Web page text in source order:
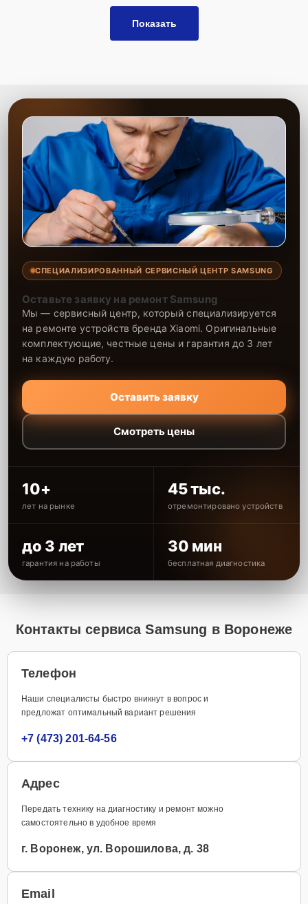
Показать
СПЕЦИАЛИЗИРОВАННЫЙ СЕРВИСНЫЙ ЦЕНТР SAMSUNG
Оставьте заявку на ремонт Samsung
Мы — сервисный центр, который специализируется
на ремонте устройств бренда Xiaomi. Оригинальные
комплектующие, честные цены и гарантия до 3 лет
на каждую работу.
Оставить заявку
Смотреть цены
10+
лет на рынке
45 тыс.
отремонтировано устройств
до 3 лет
гарантия на работы
30 мин
бесплатная диагностика
Контакты сервиса Samsung в Воронеже
Телефон
Наши специалисты быстро вникнут в вопрос и
предложат оптимальный вариант решения
+7 (473) 201-64-56
Адрес
Передать технику на диагностику и ремонт можно
самостоятельно в удобное время
г. Воронеж, ул. Ворошилова, д. 38
Email